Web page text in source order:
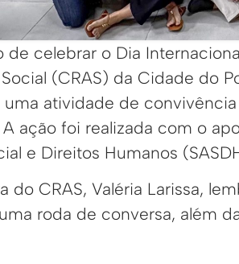
de celebrar o Dia
(CRAS) da Cidade do
uma atividade de
ação foi realizada com o
e Direitos Humanos
do CRAS, Valéria Larissa,
roda de conversa, além